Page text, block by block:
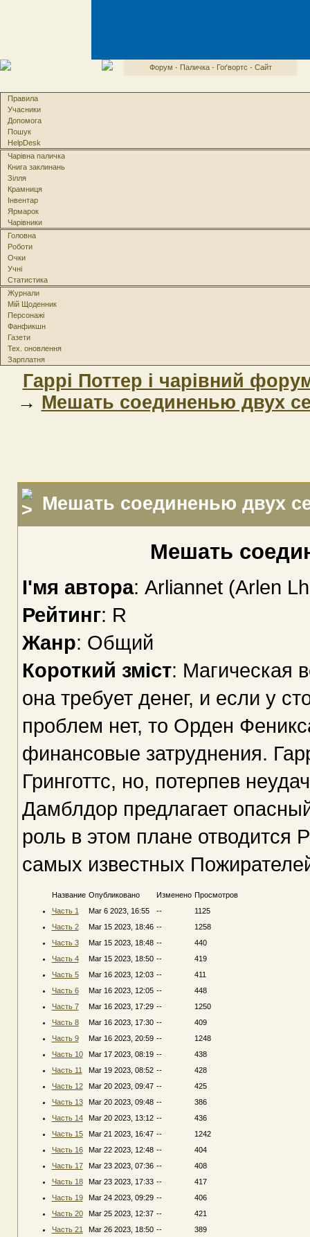
Форум · Паличка· Гоґвортс · Сайт
Правила
Учасники
Допомога
Пошук
HelpDesk
Чарівна паличка
Книга заклинань
Зілля
Крамниця
Інвентар
Ярмарок
Чарівники
Головна
Роботи
Очки
Учні
Статистика
Журнали
Мій Щоденник
Персонажі
Фанфикшн
Газети
Тех. оновлення
Зарплатня
Гаррі Поттер і чарівний
→ Мешать соединенью двух
Мешать соединенью двух
Мешать
І'мя автора: Arliannet (Arlen
Рейтинг: R
Жанр: Общий
Короткий зміст: Магическая
она требует денег, и если у
проблем нет, то Орден
финансовые затруднения.
Гринготтс, но, потерпев
Дамблдор предлагает
роль в этом плане отводится
самых известных
Название Опубликовано Изменено Просмотров
Часть 1
Mar 6 2023, 16:55 --
1125
Часть 2
Mar 15 2023, 18:46 --
1258
Часть 3
Mar 15 2023, 18:48 --
440
Часть 4
Mar 15 2023, 18:50 --
419
Часть 5
Mar 16 2023, 12:03 --
411
Часть 6
Mar 16 2023, 12:05 --
448
Часть 7
Mar 16 2023, 17:29 --
1250
Часть 8
Mar 16 2023, 17:30 --
409
Часть 9
Mar 16 2023, 20:59 --
1248
Часть 10
Mar 17 2023, 08:19 --
438
Часть 11
Mar 19 2023, 08:52 --
428
Часть 12
Mar 20 2023, 09:47 --
425
Часть 13
Mar 20 2023, 09:48 --
386
Часть 14
Mar 20 2023, 13:12 --
436
Часть 15
Mar 21 2023, 16:47 --
1242
Часть 16
Mar 22 2023, 12:48 --
404
Часть 17
Mar 23 2023, 07:36 --
408
Часть 18
Mar 23 2023, 17:33 --
417
Часть 19
Mar 24 2023, 09:29 --
406
Часть 20
Mar 25 2023, 12:37 --
421
Часть 21
Mar 26 2023, 18:50 --
389